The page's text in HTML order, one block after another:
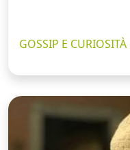
GOSSIP E CURIOSITÀ